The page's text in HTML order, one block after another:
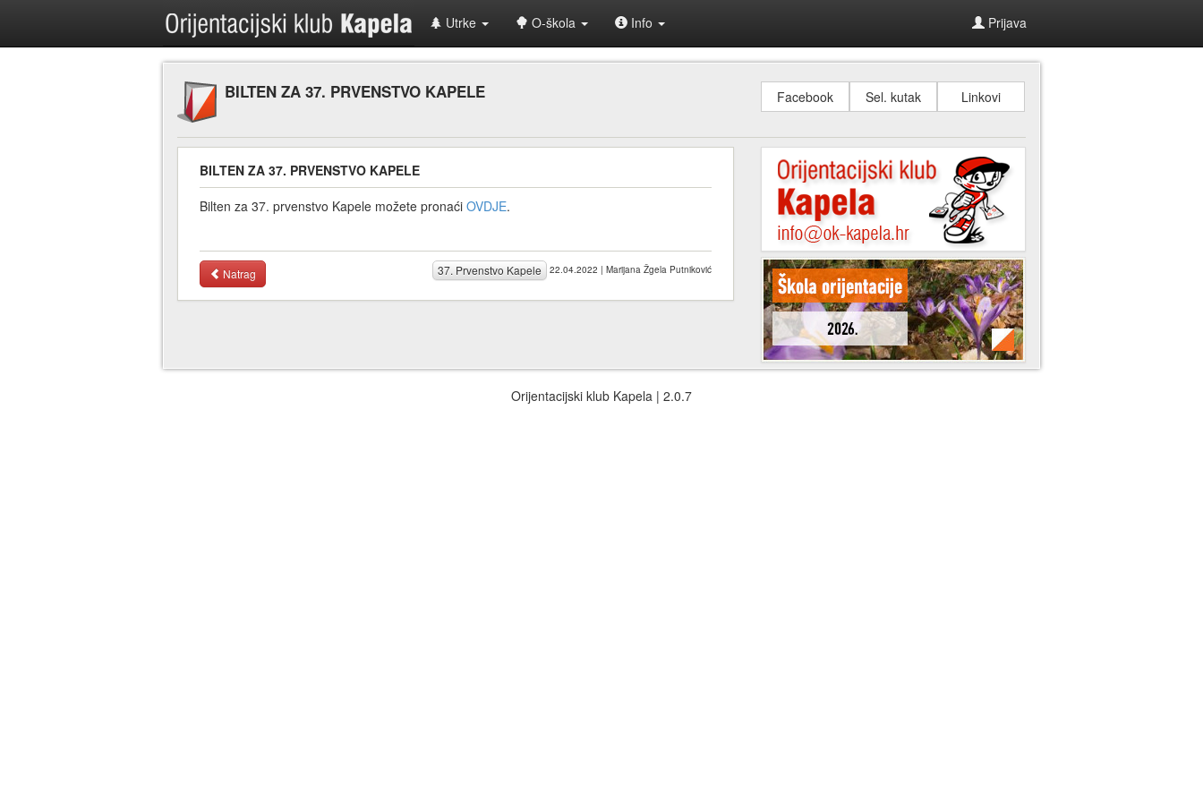
Utrke O-škola Info Prijava
BILTEN ZA 37. PRVENSTVO KAPELE Facebook Sel. kutak Linkovi
BILTEN ZA 37. PRVENSTVO KAPELE
Bilten za 37. prvenstvo Kapele možete pronaći OVDJE.
Natrag 37. Prvenstvo Kapele 22.04.2022 | Marijana Žgela Putniković
Orijentacijski klub Kapela | 2.0.7